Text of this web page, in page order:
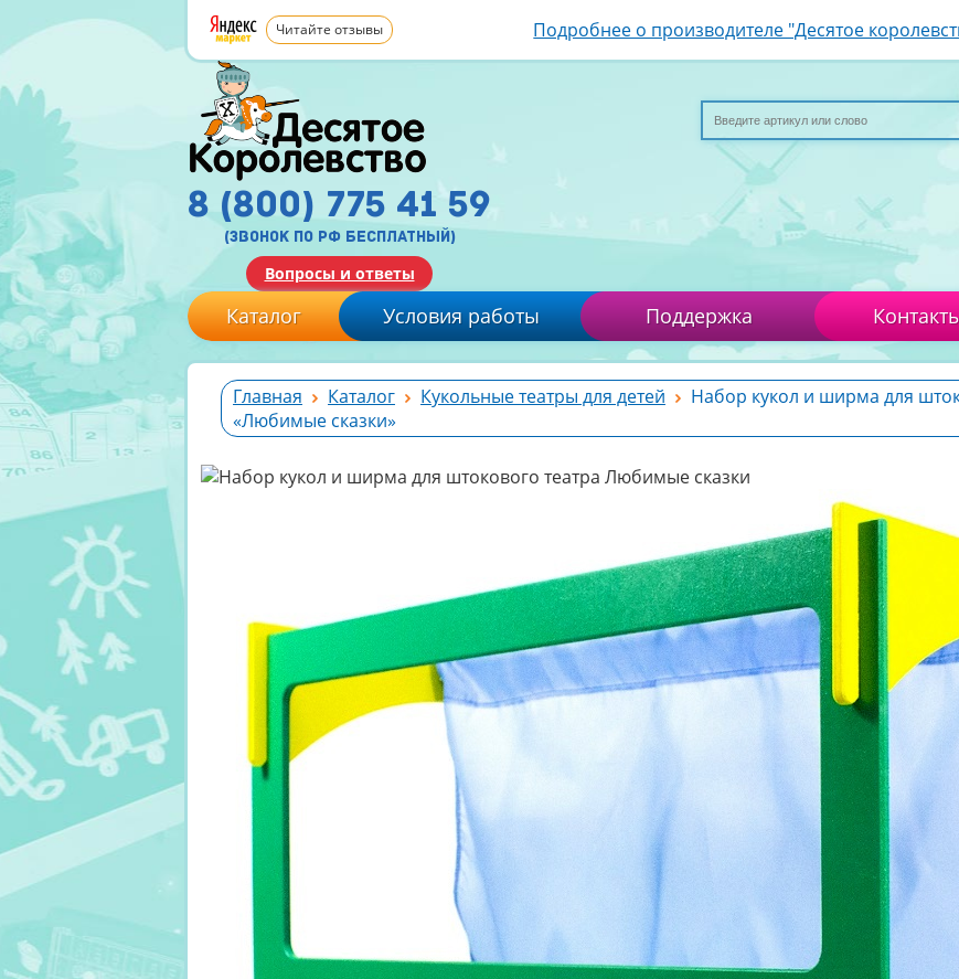
Читайте отзывы Подробнее о производителе "Десятое
8 (800) 775 41 59
(звонок по рф бесплатный)
Вопросы и ответы
Каталог Условия работы Поддержка
Главная Каталог Кукольные театры для детей
Набор кукол и ширма для
«Любимые сказки»